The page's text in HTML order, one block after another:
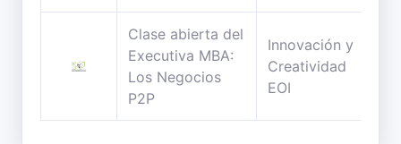
Clase abierta del
Executiva MBA:
Los Negocios
P2P
Innovación y
Creatividad
EOI